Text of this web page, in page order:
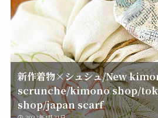
新作着物×シュシュ/New
scrunche/kimono shop/
shop/japan scarf